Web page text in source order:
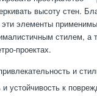
высоту стен.
эти элементы
стилем, а
проектах.
и
и устойчивость к